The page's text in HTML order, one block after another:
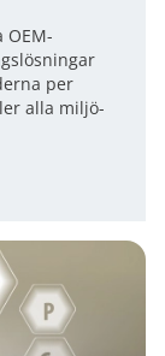
per
alla miljö-